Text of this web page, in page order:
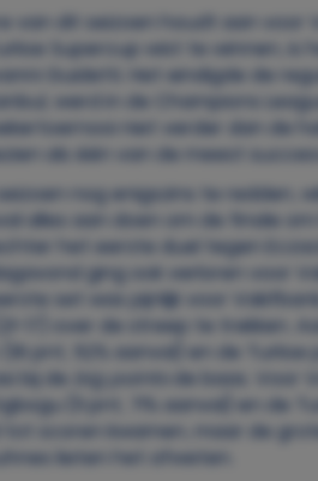
van dit seizoen houdt aan
Supercup wist te winnen, is
Guidetti. Het eindigde de
werd in de Champions
niet verder dan de
als één van de meest
nog enigszins te redden,
alles aan doen om de finale
het eerste duel tegen
ging ook verloren voor
set was pijnlijk voor
17) over de streep te trekken.
(16 pnt, 52% aanval) en de
bij de
big points
de baas. Voor
(11 pnt, 71% aanval) en de
tot scoren kwamen, maar de
lieten het afweten.